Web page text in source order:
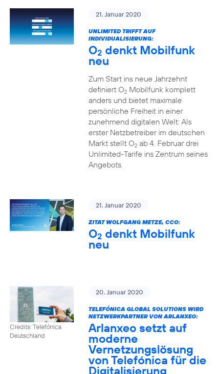
21. Januar 2020
UNLIMITED TRIFFT AUF
INDIVIDUALISIERUNG:
O2 denkt Mobilfunk
neu
Zum Start ins neue Jahrzehnt
definiert O2Mobilfunk komplett
anders und bietet maximale
persönliche Freiheit in einer
zunehmend digitalen Welt: Als
erster Netzbetreiber im deutschen
Markt stellt O2ab 4. Februar drei
Unlimited-Tarife ins Zentrum seines
Angebots.
21. Januar 2020
ZITAT WOLFGANG METZE, CCO:
O2 denkt Mobilfunk
neu
Credits: Telefónica
Deutschland
20. Januar 2020
TELEFÓNICA GLOBAL SOLUTIONS WIRD
NETZWERKPARTNER VON ARLANXEO:
Arlanxeo setzt auf
moderne
Vernetzungslösung
von Telefónica für die
Digitalisierung